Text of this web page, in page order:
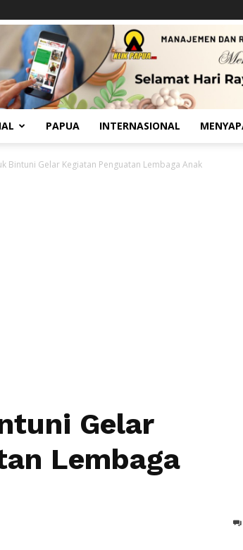
PAPUA INTERNASIONAL
Bintuni Gelar Kegiatan Penguatan Lembaga Anak
Gelar
Lembaga